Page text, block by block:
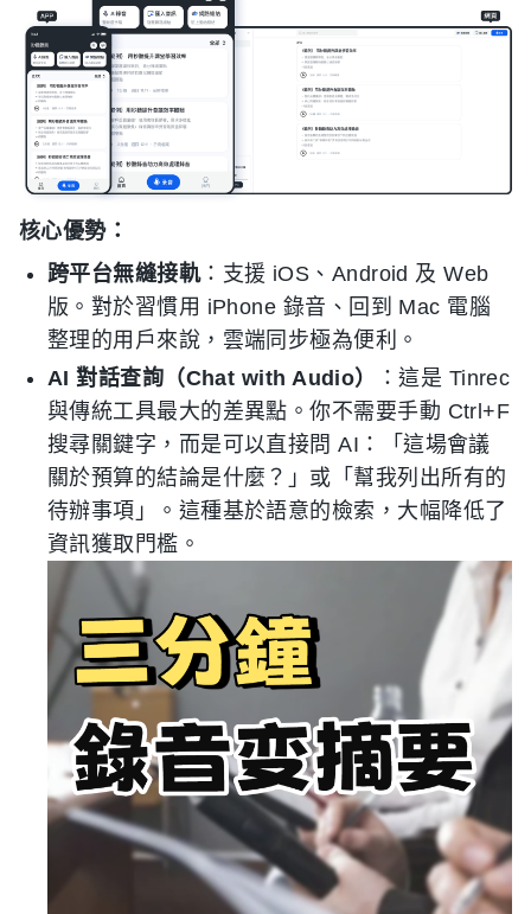
核心優勢：
跨平台無縫接軌：支援 iOS、Android 及 Web
版。對於習慣用 iPhone 錄音、回到 Mac 電腦
整理的用戶來說，雲端同步極為便利。
AI 對話查詢（Chat with Audio）
：這是 Tinrec
與傳統工具最大的差異點。你不需要手動 Ctrl+F
搜尋關鍵字，而是可以直接問 AI：「這場會議
關於預算的結論是什麼？」或「幫我列出所有的
待辦事項」。這種基於語意的檢索，大幅降低了
資訊獲取門檻。